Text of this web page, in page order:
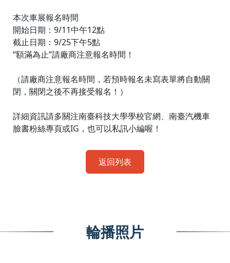
本次車展報名時間
開始日期：9/11中午12點
截止日期：9/25下午5點
“額滿為止”請廠商注意報名時間！
（請廠商注意報名時間，若預時報名未寫表單將自動關
閉，關閉之後不再接受報名！）
詳細資訊請多關注南臺科技大學學校官網、南臺汽機車
臉書粉絲專頁或IG，也可以私訊小編喔！
返回列表
輪播照片